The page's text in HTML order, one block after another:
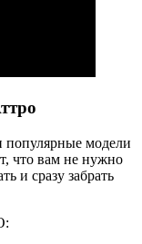
популярные модели
что вам не нужно
и сразу забрать